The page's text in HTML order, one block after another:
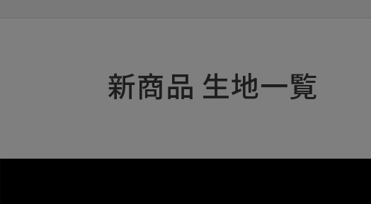
新商品 生地一覧